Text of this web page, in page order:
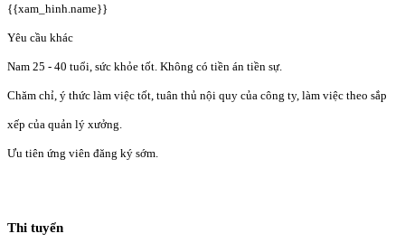
{{xam_hinh.name}}
Yêu cầu khác
Nam 25 - 40 tuổi, sức khỏe tốt. Không có tiền án tiền sự.
Chăm chỉ, ý thức làm việc tốt, tuân thủ nội quy của công ty, làm việc theo sắp
xếp của quản lý xưởng.
Ưu tiên ứng viên đăng ký sớm.
Thi tuyển